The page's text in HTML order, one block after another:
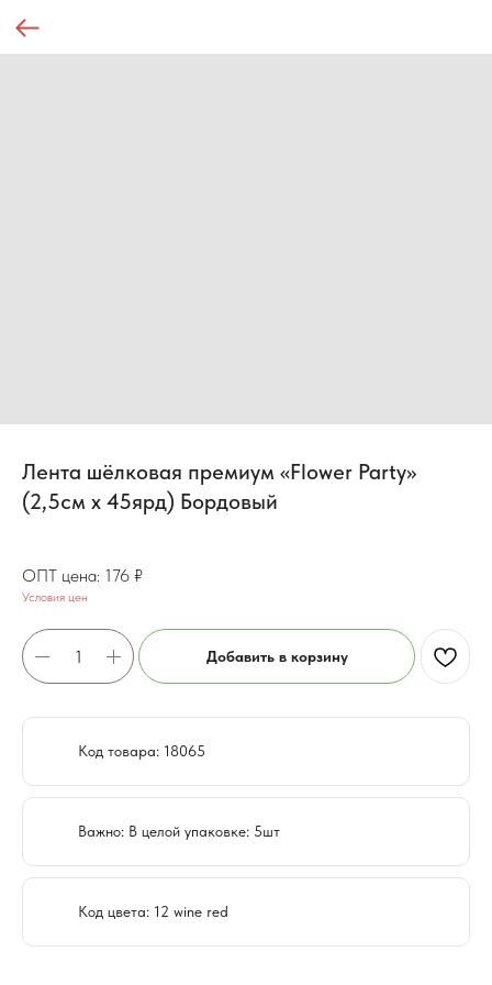
Лента шёлковая премиум «Flower Party»
(2,5см х 45ярд) Бордовый
176 ₽
Условия цен
Добавить в корзину
Код товара: 18065
Важно: В целой упаковке: 5шт
Код цвета: 12 wine red